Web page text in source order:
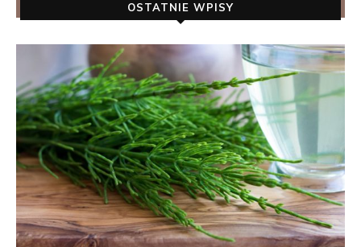
OSTATNIE WPISY